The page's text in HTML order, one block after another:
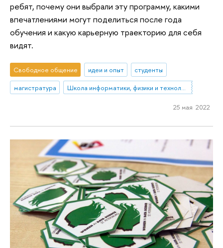
ребят, почему они выбрали эту программу, какими
впечатлениями могут поделиться после года
обучения и какую карьерную траекторию для себя
видят.
Свободное общение идеи и опыт
студенты
магистратура
25 мая 2022